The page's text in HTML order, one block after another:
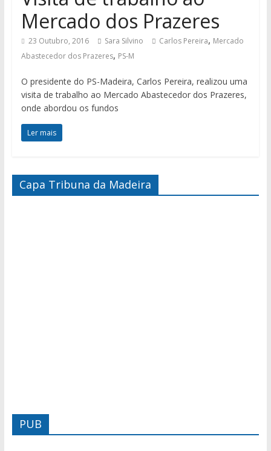
Mercado dos Prazeres
23 Outubro, 2016 Sara Silvino Carlos Pereira, Mercado
Abastecedor dos Prazeres, PS-M
O presidente do PS-Madeira, Carlos Pereira, realizou uma
visita de trabalho ao Mercado Abastecedor dos Prazeres,
onde abordou os fundos
Ler mais
Capa Tribuna da Madeira
PUB